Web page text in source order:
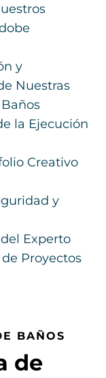
y
Nuestras
la Ejecución
Creativo
y
Experto
Proyectos
BAÑOS
de